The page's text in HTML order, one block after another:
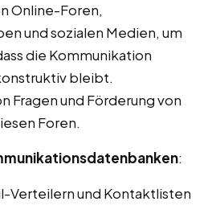
Online-Foren,
und sozialen Medien, um
die Kommunikation
bleibt.
Fragen und Förderung von
Foren.
:
Verteilern und Kontaktlisten